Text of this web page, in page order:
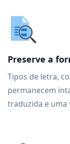
Preserve a
Tipos de letra,
permanecem
traduzida e uma